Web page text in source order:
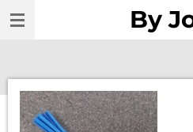
Ga
hoofdinhoud
By